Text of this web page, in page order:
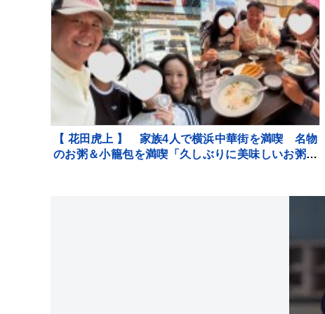
【 花田虎上 】 家族4人で横浜中華街を満喫 名物
のお粥＆小籠包を満喫「久しぶりに美味しいお粥を